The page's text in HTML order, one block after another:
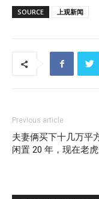
SOURCE 上观新闻
Previous article
夫妻俩买下十几万平
闲置 20 年，现在老虎